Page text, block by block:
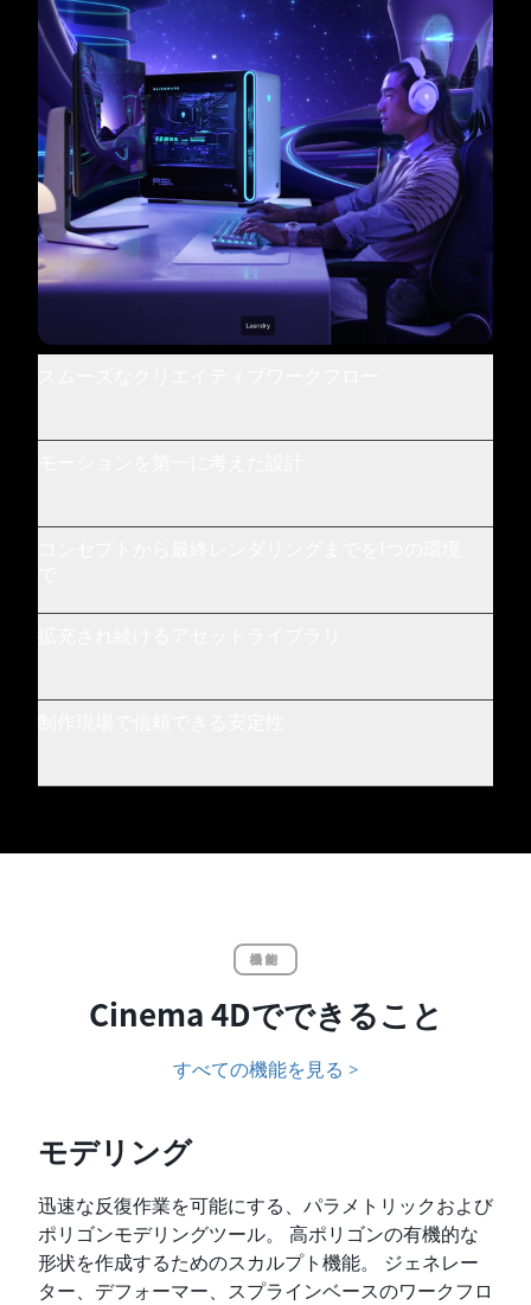
機能
Cinema 4Dでできること
すべての機能を見る >
モデリング
迅速な反復作業を可能にする、パラメトリックおよび
ポリゴンモデリングツール。 高ポリゴンの有機的な
形状を作成するためのスカルプト機能。 ジェネレー
ター、デフォーマー、スプラインベースのワークフロ